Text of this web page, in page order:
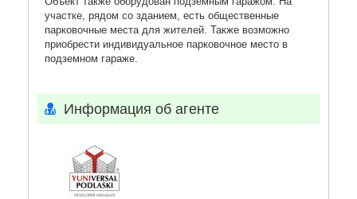
участке, рядом со зданием, есть общественные
парковочные места для жителей. Также возможно
приобрести индивидуальное парковочное место в
подземном гараже.
Информация об агенте